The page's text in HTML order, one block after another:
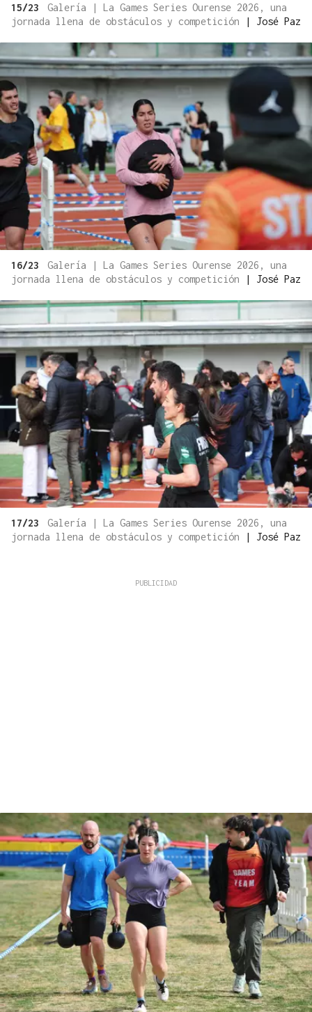
15/23
Galería | La Games Series Ourense 2026, una
jornada llena de obstáculos y competición
| José Paz
16/23
Galería | La Games Series Ourense 2026, una
jornada llena de obstáculos y competición
| José Paz
17/23
Galería | La Games Series Ourense 2026, una
jornada llena de obstáculos y competición
| José Paz